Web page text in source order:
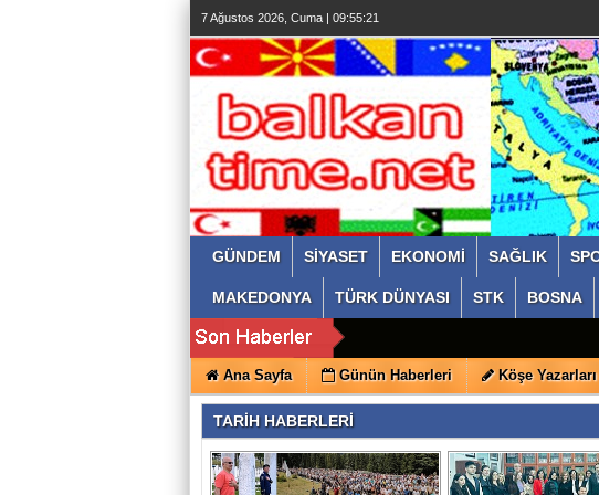
7 Ağustos 2026, Cuma | 09:55:22
GÜNDEM SİYASET EKONOMİ SAĞLIK
MAKEDONYA TÜRK DÜNYASI STK BOSNA
Ana Sayfa Günün Haberleri Köşe Yazarları
TARİH HABERLERİ